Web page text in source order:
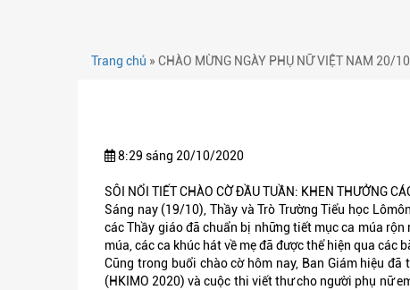
Trang chủ » CHÀO MỪNG NGÀY PHỤ NỮ VIỆT NAM 20/10
8:29 sáng 20/10/2020
SÔI NỔI TIẾT CHÀO CỜ ĐẦU TUẦN: KHEN THƯỞNG
Sáng nay (19/10), Thầy và Trò Trường Tiểu học
các Thầy giáo đã chuẩn bị những tiết mục ca múa
múa, các ca khúc hát về mẹ đã được thể hiện qua
Cũng trong buổi chào cờ hôm nay, Ban Giám hiệu
(HKIMO 2020) và cuộc thi viết thư cho người phụ nữ